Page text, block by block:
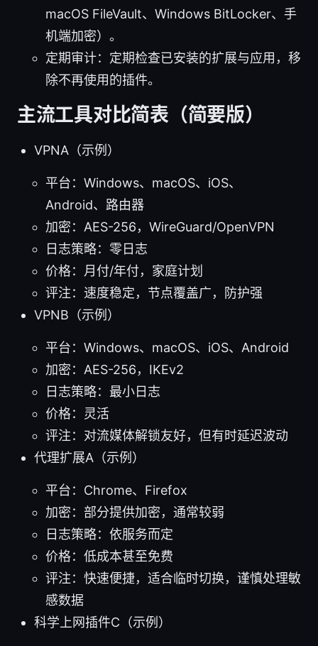
macOS FileVault、Windows BitLocker、手
机端加密）。
定期审计：定期检查已安装的扩展与应用，移
除不再使用的插件。
主流工具对比简表（简要版）
VPNA（示例）
平台：Windows、macOS、iOS、
Android、路由器
加密：AES-256，WireGuard/OpenVPN
日志策略：零日志
价格：月付/年付，家庭计划
评注：速度稳定，节点覆盖广，防护强
VPNB（示例）
平台：Windows、macOS、iOS、Android
加密：AES-256，IKEv2
日志策略：最小日志
价格：灵活
评注：对流媒体解锁友好，但有时延迟波动
代理扩展A（示例）
平台：Chrome、Firefox
加密：部分提供加密，通常较弱
日志策略：依服务而定
价格：低成本甚至免费
评注：快速便捷，适合临时切换，谨慎处理敏
感数据
科学上网插件C（示例）